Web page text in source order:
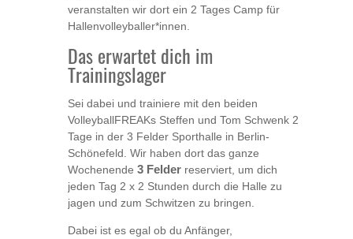
veranstalten wir dort ein 2 Tages Camp für
Hallenvolleyballer*innen.
Das erwartet dich im
Trainingslager
Sei dabei und trainiere mit den beiden
VolleyballFREAKs Steffen und Tom Schwenk 2
Tage in der 3 Felder Sporthalle in Berlin-
Schönefeld. Wir haben dort das ganze
Wochenende 3 Felder reserviert, um dich
jeden Tag 2 x 2 Stunden durch die Halle zu
jagen und zum Schwitzen zu bringen.
Dabei ist es egal ob du Anfänger,